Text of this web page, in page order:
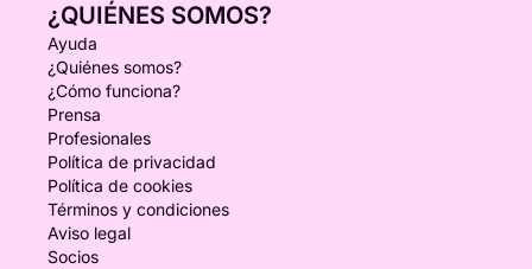
¿QUIÉNES SOMOS?
Ayuda
¿Quiénes somos?
¿Cómo funciona?
Prensa
Profesionales
Política de privacidad
Política de cookies
Términos y condiciones
Aviso legal
Socios